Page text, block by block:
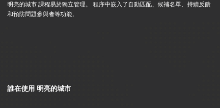
明亮的城市 課程易於獨立管理。 程序中嵌入了自動匹配、候補名單、持續反饋
和預防問題參與者等功能。
誰在使用 明亮的城市